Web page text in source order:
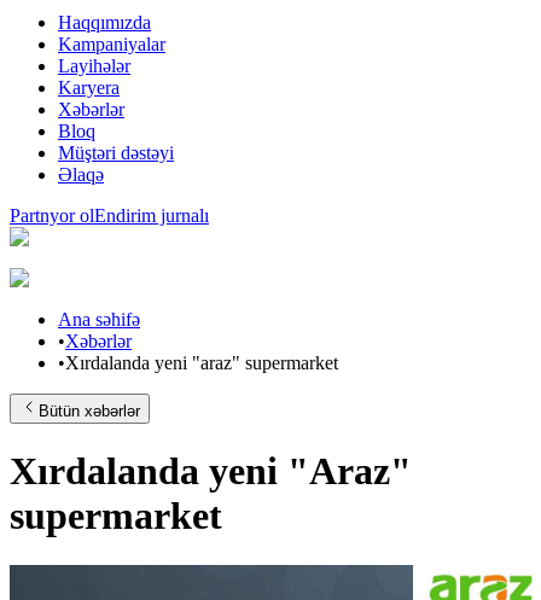
Haqqımızda
Kampaniyalar
Layihələr
Karyera
Xəbərlər
Bloq
Müştəri dəstəyi
Əlaqə
Partnyor olEndirim jurnalı
Ana səhifə
•Xəbərlər
•Xırdalanda yeni "araz" supermarket
Bütün xəbərlər
Xırdalanda yeni "Araz"
supermarket